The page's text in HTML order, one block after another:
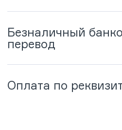
Безналичный
перевод
Оплата по